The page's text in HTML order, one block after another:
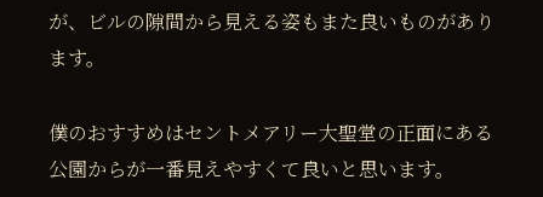
が、ビルの隙間から見える姿もまた良いものがあり
ます。
僕のおすすめはセントメアリー大聖堂の正面にある
公園からが一番見えやすくて良いと思います。